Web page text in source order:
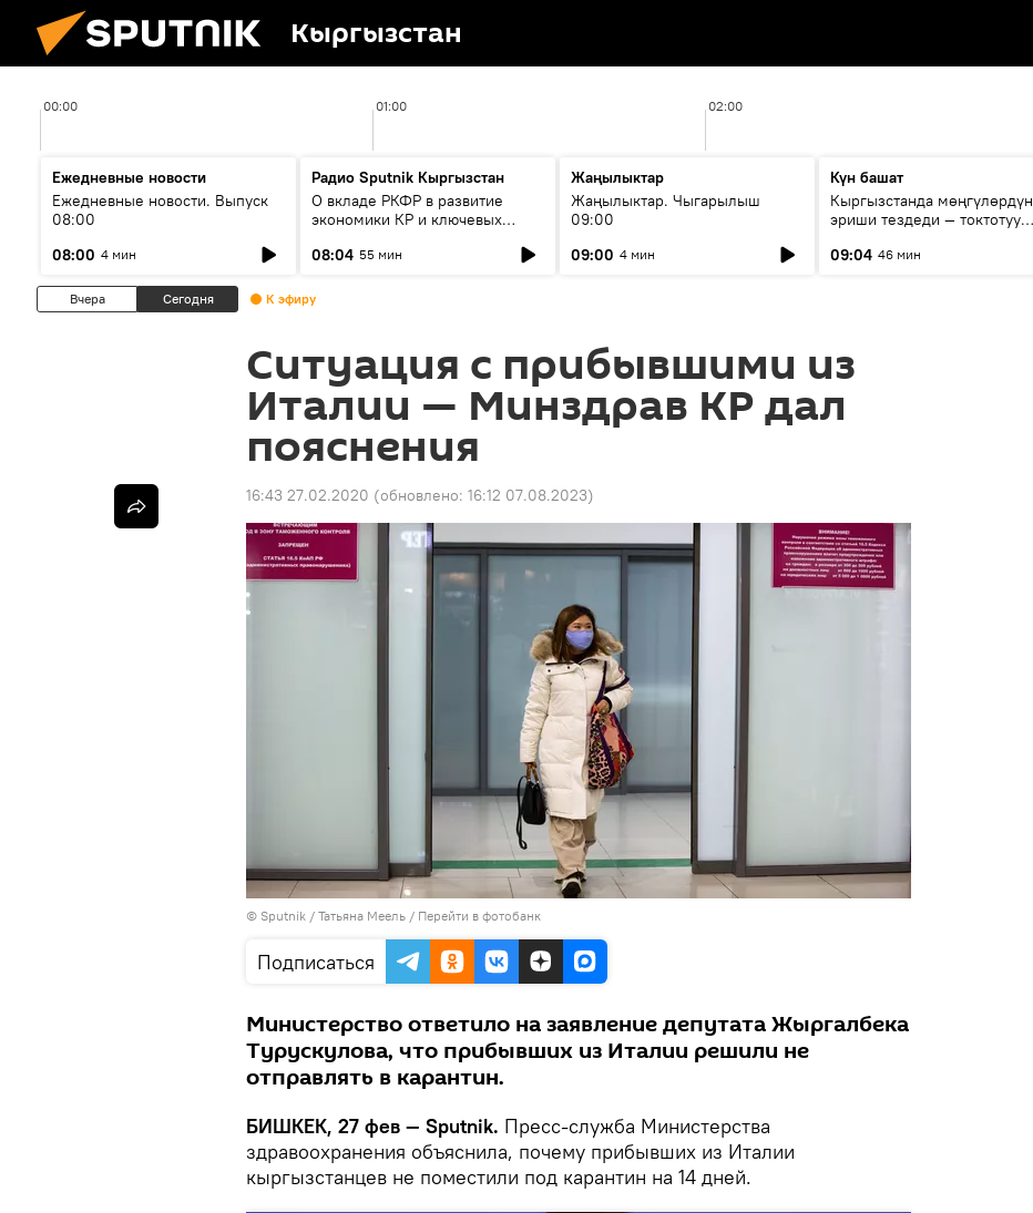
Кыргызстан
00:00 01:00 02:00
Ежедневные новости
Ежедневные новости. Выпуск
08:00
08:00 4 мин
Радио Sputnik Кыргызстан
О вкладе РКФР в развитие
экономики КР и ключевых
08:04 55 мин
Жаңылыктар
Жаңылыктар. Чыгарылыш
09:00
09:00 4 мин
Күн башат
Кыргызстанда мөңгүлөрдүн
эриши тездеди — токтотуу
09:04 46 мин
Вчера Сегодня К эфиру
Ситуация с прибывшими из
Италии — Минздрав КР дал
пояснения
16:43 27.02.2020 (обновлено: 16:12 07.08.2023)
© Sputnik / Татьяна Меель / Перейти в фотобанк
Подписаться
Министерство ответило на заявление депутата Жыргалбека
Турускулова, что прибывших из Италии решили не
отправлять в карантин.
БИШКЕК, 27 фев — Sputnik. Пресс-служба Министерства
здравоохранения объяснила, почему прибывших из Италии
кыргызстанцев не поместили под карантин на 14 дней.